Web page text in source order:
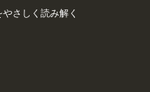
さしく読み解く